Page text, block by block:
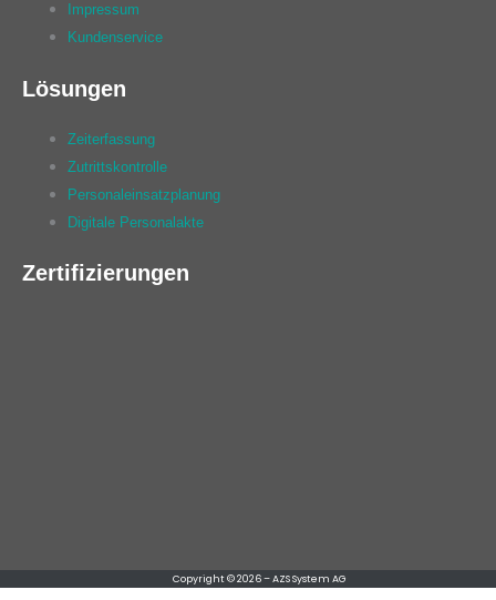
Impressum
Kundenservice
Lösungen
Zeiterfassung
Zutrittskontrolle
Personaleinsatzplanung
Digitale Personalakte
Zertifizierungen
Copyright © 2026 – AZS System AG